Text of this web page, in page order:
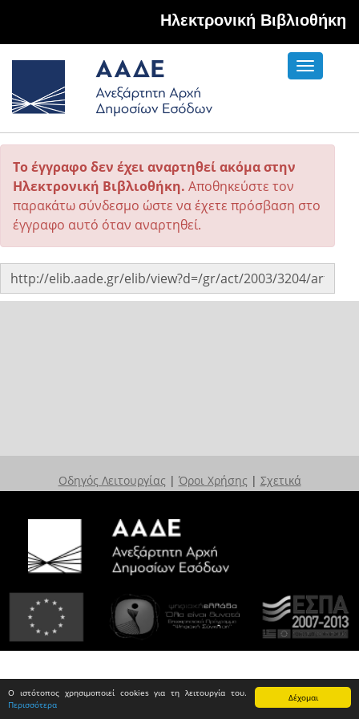
Δέχομαι
Ο ιστότοπος χρησιμοποιεί cookies για τη λειτουργία του.
Περισσότερα
Hλεκτρονική Βιβλιοθήκη
Toggle
Το έγγραφο δεν έχει αναρτηθεί ακόμα στην
Ηλεκτρονική Βιβλιοθήκη. Αποθηκεύστε τον
παρακάτω σύνδεσμο ώστε να έχετε πρόσβαση στο
έγγραφο αυτό όταν αναρτηθεί.
Οδηγός Λειτουργίας | Όροι Χρήσης | Σχετικά